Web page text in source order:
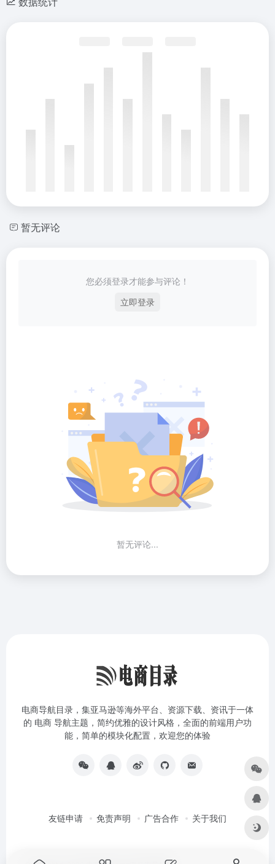
暂无评论
您必须登录才能参与评论！
立即登录
暂无评论...
电商导航目录，集亚马逊等海外平台、资源下载、资讯于一体
的 电商 导航主题，简约优雅的设计风格，全面的前端用户功
能，简单的模块化配置，欢迎您的体验
友链申请 免责声明 广告合作 关于我们